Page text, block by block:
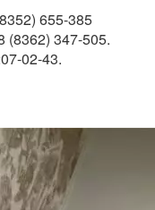
655-385
347-505.
02-43.